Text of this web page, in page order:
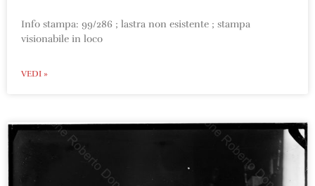
Info stampa: 99/286 ; lastra non esistente ; stampa
visionabile in loco
VEDI »